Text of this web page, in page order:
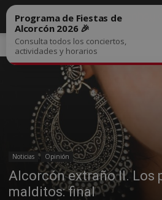
Inicio Noticias
Noticias Opinión
Alcorcón extraño II. Los
malditos: final
Programa de Fiestas de
Alcorcón 2026 🎉
Consulta todos los conciertos,
actividades y horarios